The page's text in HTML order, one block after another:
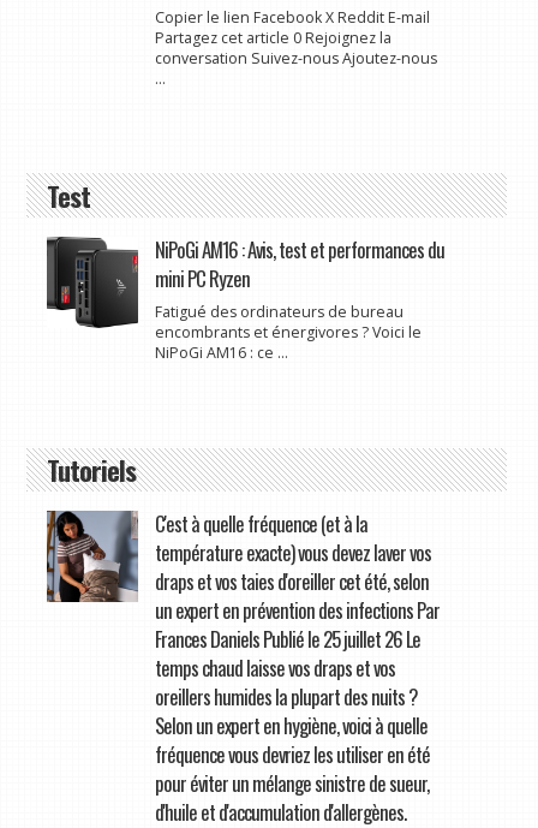
Copier le lien Facebook X Reddit E-mail
Partagez cet article 0 Rejoignez la
conversation Suivez-nous Ajoutez-nous
...
Test
NiPoGi AM16 : Avis, test et performances du
mini PC Ryzen
Fatigué des ordinateurs de bureau
encombrants et énergivores ? Voici le
NiPoGi AM16 : ce ...
Tutoriels
C'est à quelle fréquence (et à la
température exacte) vous devez laver vos
draps et vos taies d'oreiller cet été, selon
un expert en prévention des infections Par
Frances Daniels Publié le 25 juillet 26 Le
temps chaud laisse vos draps et vos
oreillers humides la plupart des nuits ?
Selon un expert en hygiène, voici à quelle
fréquence vous devriez les utiliser en été
pour éviter un mélange sinistre de sueur,
d'huile et d'accumulation d'allergènes.